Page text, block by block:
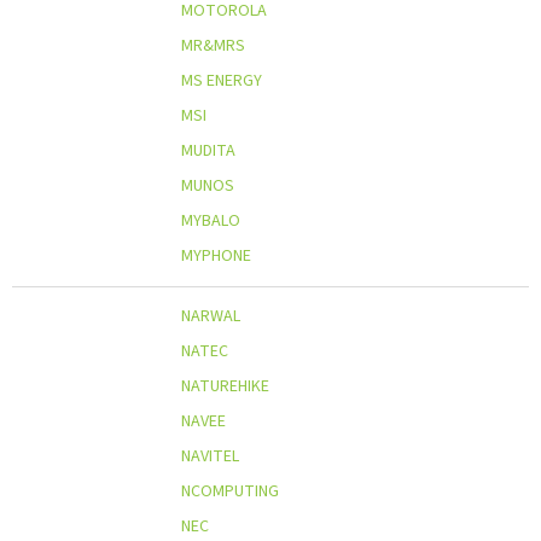
MOTOROLA
MR&MRS
MS ENERGY
MSI
MUDITA
MUNOS
MYBALO
MYPHONE
NARWAL
NATEC
NATUREHIKE
NAVEE
NAVITEL
NCOMPUTING
NEC